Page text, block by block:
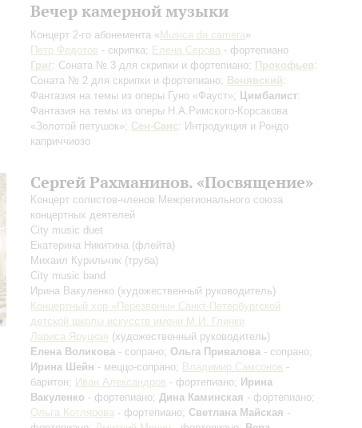
Вечер камерной музыки
Концерт 2-го абонемента « Musica dа сamera»
Петр Федотов - скрипка; Елена Серова - фортепиано
Григ: Соната № 3 для скрипки и фортепиано; Прокофьев:
Соната № 2 для скрипки и фортепиано; Венявский:
Фантазия на темы из оперы Гуно «Фауст»; Цимбалист:
Фантазия на темы из оперы Н.А.Римского-Корсакова
«Золотой петушок»; Сен-Санс: Интродукция и Рондо
каприччиозо
Сергей Рахманинов. «Посвящение»
Концерт солистов-членов Межрегионального союза
концертных деятелей
City music duet
Екатерина Никитина (флейта)
Михаил Курильчик (труба)
City music band
Ирина Вакуленко (художественный руководитель)
Концертный хор «Перезвоны» Санкт-Петербургской
детской школы искусств имени М.И. Глинки
Лариса Яруцкая (художественный руководитель)
Елена Воликова - сопрано; Ольга Привалова - сопрано;
Ирина Шейн - меццо-сопрано; Владимир Самсонов -
баритон; Иван Александров - фортепиано; Ирина
Вакуленко - фортепиано; Дина Каминская - фортепиано;
Ольга Котлярова - фортепиано; Светлана Майская -